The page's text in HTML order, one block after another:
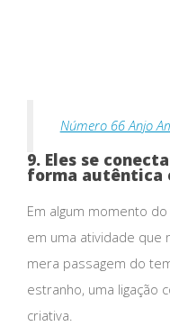
Número 66 Anjo
9. Eles se
forma autêntica
Em algum momento
em uma atividade que
mera passagem do
estranho, uma ligação
criativa.